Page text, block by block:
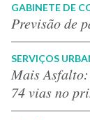
GABINETE DE
Previsão de
SERVIÇOS
Mais
74 vias no